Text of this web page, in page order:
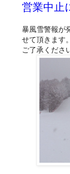
営業中止
暴風雪警報が
せて頂きます。
ご了承くださ